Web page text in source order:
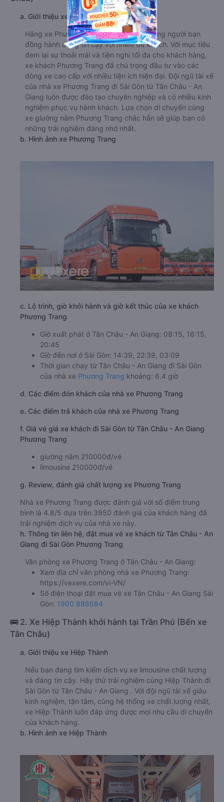
a. Giới thiệu xe Phương Trang
Hãng xe Phương Trang là một trong những người bạn
đồng hành đáng tin cậy với nhiều du khách. Với mục tiêu
đem lại sự thoải mái và tiện nghi tối đa cho khách hàng,
xe khách Phương Trang đã chú trọng đầu tư vào các
dòng xe cao cấp với nhiều tiện ích hiện đại. Đội ngũ tài xế
của nhà xe Phương Trang đi Sài Gòn từ Tân Châu - An
Giang luôn được đào tạo chuyên nghiệp và có nhiều kinh
nghiệm phục vụ hành khách. Lựa chọn di chuyển cùng
xe giường nằm Phương Trang chắc hẳn sẽ giúp bạn có
những trải nghiệm đáng nhớ nhất.
b. Hình ảnh xe Phương Trang
c. Lộ trình, giờ khởi hành và giờ kết thúc của xe khách
Phương Trang
Giờ xuất phát ở Tân Châu - An Giang: 08:15, 16:15,
20:45
Giờ đến nơi ở Sài Gòn: 14:39, 22:39, 03:09
Thời gian chạy từ Tân Châu - An Giang đi Sài Gòn
của nhà xe Phương Trang khoảng: 6.4 giờ
d. Các điểm đón khách của nhà xe Phương Trang
e. Các điểm trả khách của nhà xe Phương Trang
f. Giá vé giá xe khách đi Sài Gòn từ Tân Châu - An Giang
Phương Trang
giường nằm 210000đ/vé
limousine 210000đ/vé
g. Review, đánh giá chất lượng xe Phương Trang
Nhà xe Phương Trang được đánh giá với số điểm trung
bình là 4.8/5 dựa trên 3950 đánh giá của khách hàng đã
trải nghiệm dịch vụ của nhà xe này.
h. Thông tin liên hệ, đặt mua vé xe khách từ Tân Châu - An
Giang đi Sài Gòn Phương Trang
Văn phòng xe Phương Trang ở Tân Châu - An Giang:
Xem địa chỉ văn phòng nhà xe Phương Trang:
https://vexere.com/vi-VN/
Số điện thoại đặt mua vé xe Tân Châu - An Giang Sài
Gòn: 1900 888684
🚌 2. Xe Hiệp Thành khởi hành tại Trần Phú (Bến xe
Tân Châu)
a. Giới thiệu xe Hiệp Thành
Nếu bạn đang tìm kiếm dịch vụ xe limousine chất lượng
và đáng tin cậy. Hãy thử trải nghiệm cùng Hiệp Thành đi
Sài Gòn từ Tân Châu - An Giang . Với đội ngũ tài xế giàu
kinh nghiệm, tận tâm, cùng hệ thống xe chất lượng nhất,
xe Hiệp Thành luôn đáp ứng được mọi nhu cầu di chuyển
của khách hàng.
b. Hình ảnh xe Hiệp Thành